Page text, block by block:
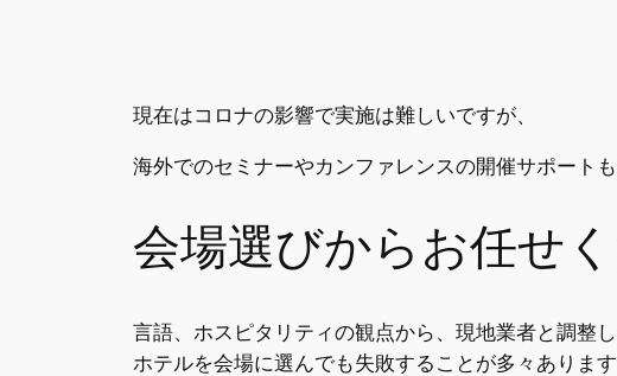
現在はコロナの影響で実施は難しいですが、
海外でのセミナーやカンファレンスの開催サポート
会場選びからお任せく
言語、ホスピタリティの観点から、現地業者と調整
ホテルを会場に選んでも失敗することが多々あります